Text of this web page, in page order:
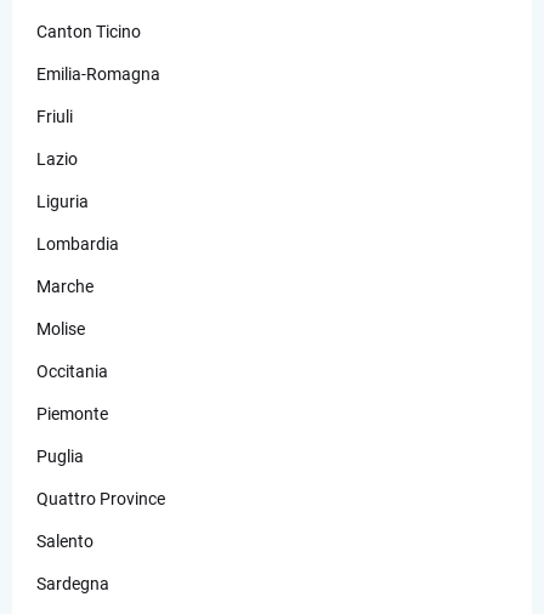
Canton Ticino
Emilia-Romagna
Friuli
Lazio
Liguria
Lombardia
Marche
Molise
Occitania
Piemonte
Puglia
Quattro Province
Salento
Sardegna